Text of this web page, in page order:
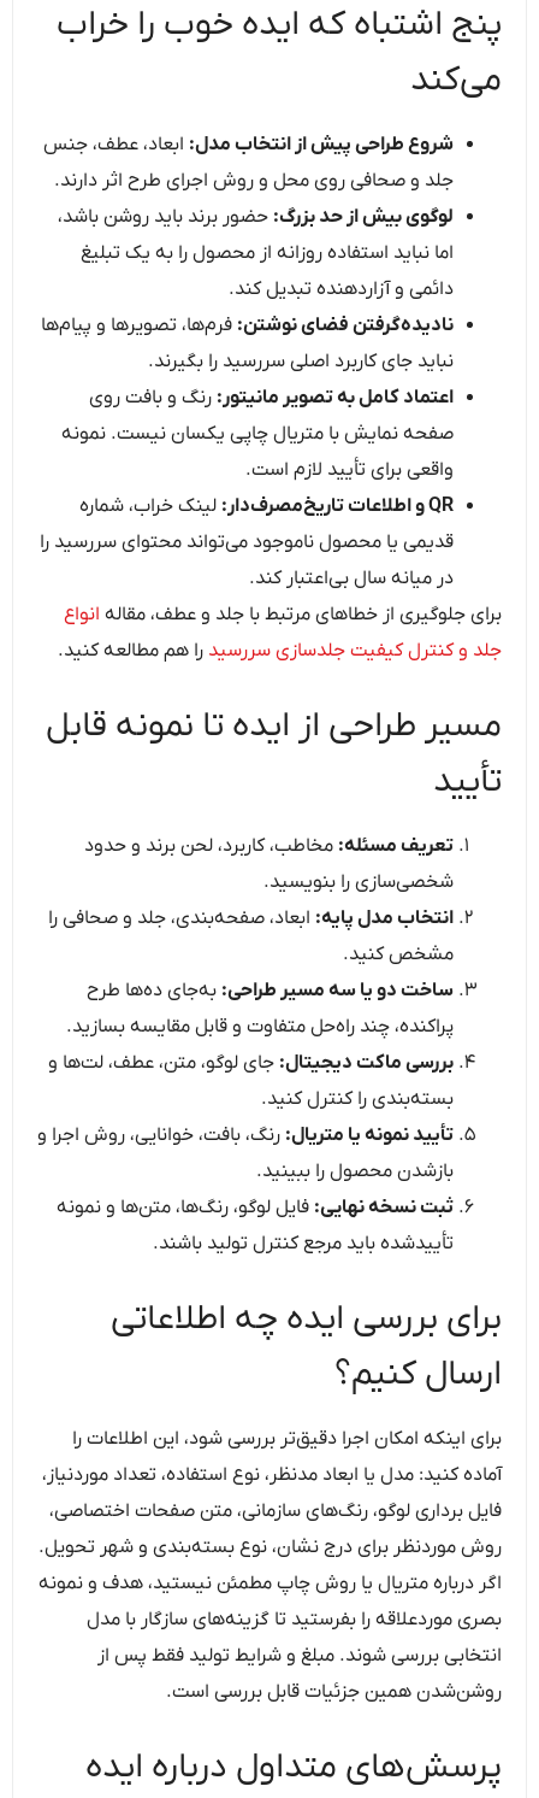
پنج اشتباه که ایده خوب را خراب
می‌کند
شروع طراحی پیش از انتخاب مدل: ابعاد، عطف، جنس
جلد و صحافی روی محل و روش اجرای طرح اثر دارند.
لوگوی بیش از حد بزرگ: حضور برند باید روشن باشد،
اما نباید استفاده روزانه از محصول را به یک تبلیغ
دائمی و آزاردهنده تبدیل کند.
نادیده‌گرفتن فضای نوشتن: فرم‌ها، تصویرها و پیام‌ها
نباید جای کاربرد اصلی سررسید را بگیرند.
اعتماد کامل به تصویر مانیتور: رنگ و بافت روی
صفحه نمایش با متریال چاپی یکسان نیست. نمونه
واقعی برای تأیید لازم است.
QR و اطلاعات تاریخ‌مصرف‌دار:
لینک خراب، شماره
قدیمی یا محصول ناموجود می‌تواند محتوای سررسید را
در میانه سال بی‌اعتبار کند.
برای جلوگیری از خطاهای مرتبط با جلد و عطف، مقاله انواع
جلد و کنترل کیفیت جلدسازی سررسید را هم مطالعه کنید.
مسیر طراحی از ایده تا نمونه قابل
تأیید
تعریف مسئله: مخاطب، کاربرد، لحن برند و حدود
شخصی‌سازی را بنویسید.
انتخاب مدل پایه: ابعاد، صفحه‌بندی، جلد و صحافی را
مشخص کنید.
ساخت دو یا سه مسیر طراحی: به‌جای ده‌ها طرح
پراکنده، چند راه‌حل متفاوت و قابل مقایسه بسازید.
بررسی ماکت دیجیتال: جای لوگو، متن، عطف، لت‌ها و
بسته‌بندی را کنترل کنید.
تأیید نمونه یا متریال: رنگ، بافت، خوانایی، روش اجرا و
بازشدن محصول را ببینید.
ثبت نسخه نهایی: فایل لوگو، رنگ‌ها، متن‌ها و نمونه
تأییدشده باید مرجع کنترل تولید باشند.
برای بررسی ایده چه اطلاعاتی
ارسال کنیم؟
برای اینکه امکان اجرا دقیق‌تر بررسی شود، این اطلاعات را
آماده کنید: مدل یا ابعاد مدنظر، نوع استفاده، تعداد موردنیاز،
فایل برداری لوگو، رنگ‌های سازمانی، متن صفحات اختصاصی،
روش موردنظر برای درج نشان، نوع بسته‌بندی و شهر تحویل.
اگر درباره متریال یا روش چاپ مطمئن نیستید، هدف و نمونه
بصری موردعلاقه را بفرستید تا گزینه‌های سازگار با مدل
انتخابی بررسی شوند. مبلغ و شرایط تولید فقط پس از
روشن‌شدن همین جزئیات قابل بررسی است.
پرسش‌های متداول درباره ایده